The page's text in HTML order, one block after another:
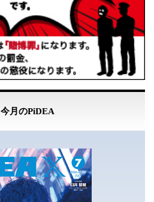
今月のPiDEA